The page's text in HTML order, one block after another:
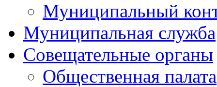
Муниципальный
Муниципальная служба
Совещательные органы
Общественная палата